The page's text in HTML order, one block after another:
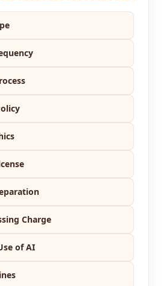
Charge
of AI